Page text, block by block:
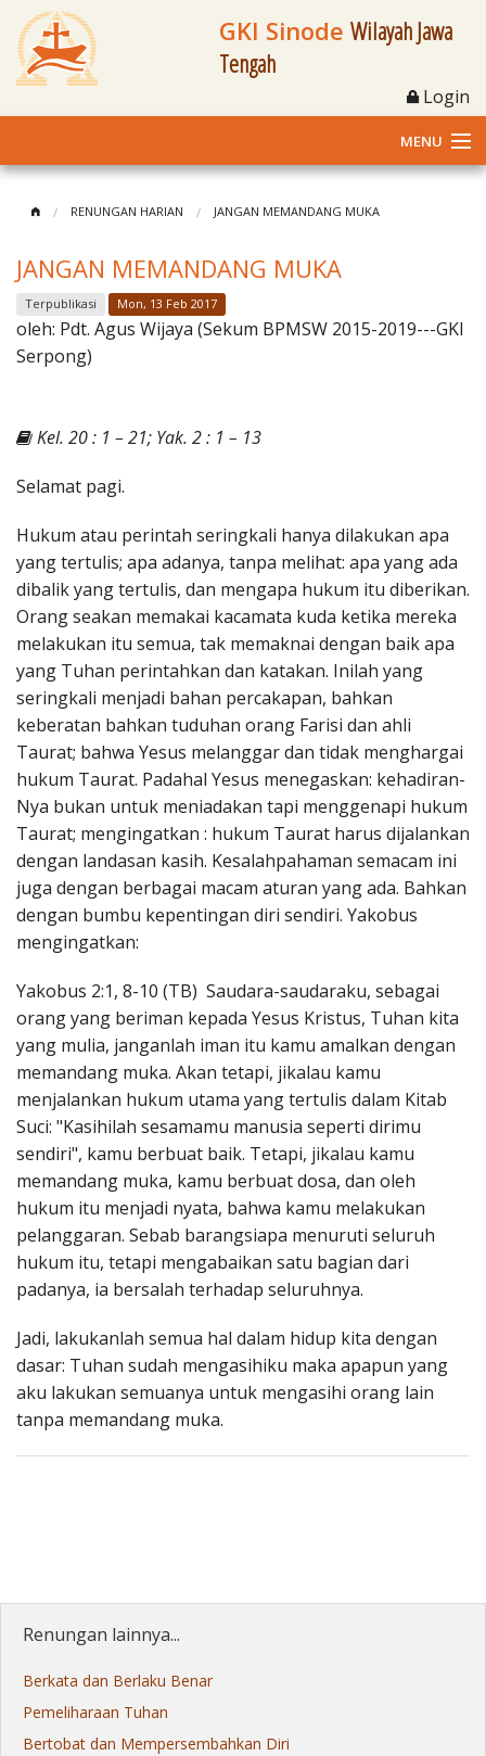
GKI Sinode Wilayah Jawa
Tengah
Login
MENU
Klasis dan Jemaat
Berita Kegiatan
Materi
Penerbitan
RENUNGAN HARIAN JANGAN MEMANDANG MUKA
JANGAN MEMANDANG MUKA
Terpublikasi Mon, 13 Feb 2017
oleh: Pdt. Agus Wijaya (Sekum BPMSW 2015-2019---GKI
Serpong)
Kel. 20 : 1 – 21; Yak. 2 : 1 – 13
Selamat pagi.
Hukum atau perintah seringkali hanya dilakukan apa
yang tertulis; apa adanya, tanpa melihat: apa yang ada
dibalik yang tertulis, dan mengapa hukum itu diberikan.
Orang seakan memakai kacamata kuda ketika mereka
melakukan itu semua, tak memaknai dengan baik apa
yang Tuhan perintahkan dan katakan. Inilah yang
seringkali menjadi bahan percakapan, bahkan
keberatan bahkan tuduhan orang Farisi dan ahli
Taurat; bahwa Yesus melanggar dan tidak menghargai
hukum Taurat. Padahal Yesus menegaskan: kehadiran-
Nya bukan untuk meniadakan tapi menggenapi hukum
Taurat; mengingatkan : hukum Taurat harus dijalankan
dengan landasan kasih. Kesalahpahaman semacam ini
juga dengan berbagai macam aturan yang ada. Bahkan
dengan bumbu kepentingan diri sendiri. Yakobus
mengingatkan:
Yakobus 2:1, 8-10 (TB) Saudara-saudaraku, sebagai
orang yang beriman kepada Yesus Kristus, Tuhan kita
yang mulia, janganlah iman itu kamu amalkan dengan
memandang muka. Akan tetapi, jikalau kamu
menjalankan hukum utama yang tertulis dalam Kitab
Suci: "Kasihilah sesamamu manusia seperti dirimu
sendiri", kamu berbuat baik. Tetapi, jikalau kamu
memandang muka, kamu berbuat dosa, dan oleh
hukum itu menjadi nyata, bahwa kamu melakukan
pelanggaran. Sebab barangsiapa menuruti seluruh
hukum itu, tetapi mengabaikan satu bagian dari
padanya, ia bersalah terhadap seluruhnya.
Jadi, lakukanlah semua hal dalam hidup kita dengan
dasar: Tuhan sudah mengasihiku maka apapun yang
aku lakukan semuanya untuk mengasihi orang lain
tanpa memandang muka.
Renungan lainnya...
Berkata dan Berlaku Benar
Pemeliharaan Tuhan
Bertobat dan Mempersembahkan Diri